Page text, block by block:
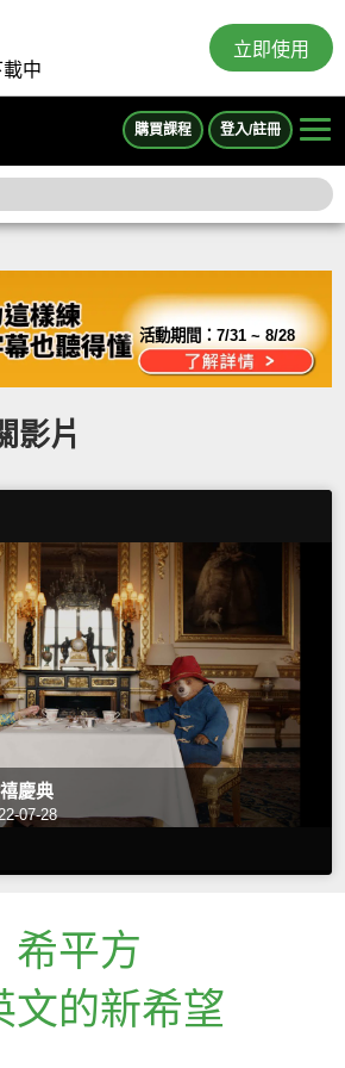
中
立即使用
購買課程 登入/註冊
活動期間：7/31 ~ 8/28
影片
慶典
07-28
希平方
文的新希望